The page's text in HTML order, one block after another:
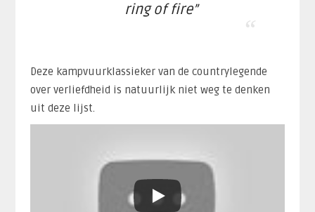
ring of fire”
Deze kampvuurklassieker van de countrylegende
over verliefdheid is natuurlijk niet weg te denken
uit deze lijst.